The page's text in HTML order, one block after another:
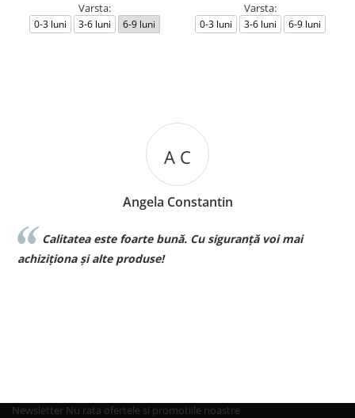
Varsta:
0-3 luni 3-6 luni 6-9 luni
Varsta:
0-3 luni 3-6 luni 6-9 luni
A C
Angela Constantin
Calitatea este foarte bună. Cu siguranță voi mai
achiziționa și alte produse!
Newsletter Nu rata ofertele si promotiile noastre